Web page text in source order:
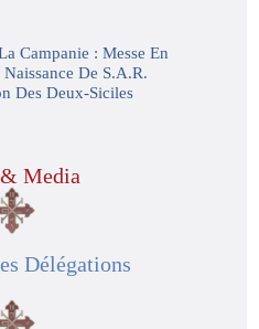
Campanie : Messe En
De S.A.R.
Des Deux-Siciles
Media
Délégations